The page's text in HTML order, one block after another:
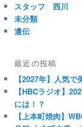
スタッフ 西川
未分類
遺伝
最近の投稿
【2027年】人気
【HBCラジオ】
には！？
【上本町焼肉】